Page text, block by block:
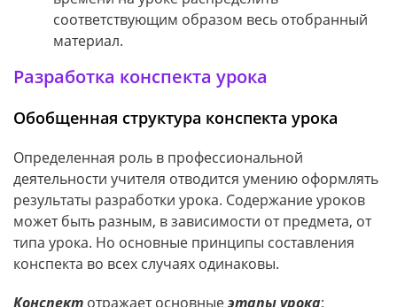
соответствующим образом весь отобранный
материал.
Разработка конспекта урока
Обобщенная структура конспекта урока
Определенная роль в профессиональной
деятельности учителя отводится умению оформлять
результаты разработки урока. Содержание уроков
может быть разным, в зависимости от предмета, от
типа урока. Но основные принципы составления
конспекта во всех случаях одинаковы.
Конспект отражает основныеэтапы урока: